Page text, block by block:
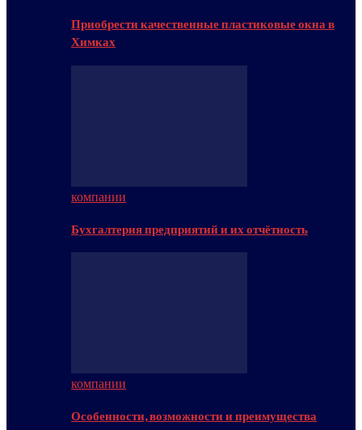
Приобрести качественные пластиковые окна в
Химках
компании
Бухгалтерия предприятий и их отчётность
компании
Особенности, возможности и преимущества